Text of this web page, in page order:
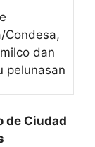
Condesa,
dan
pelunasan
de Ciudad